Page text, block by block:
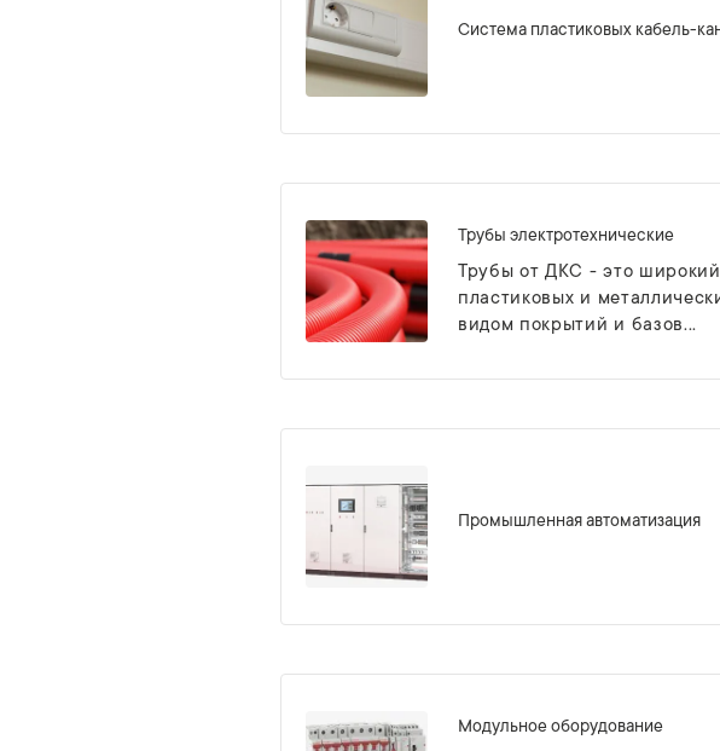
Система пластиковых кабель-
Трубы электротехнические
Трубы от ДКС - это
пластиковых и
видом покрытий и базов...
Промышленная автоматизация
Модульное оборудование